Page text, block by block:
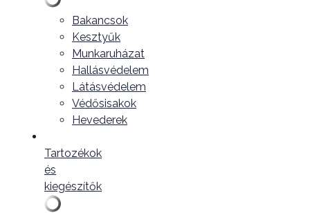
Bakancsok
Kesztyűk
Munkaruházat
Hallásvédelem
Látásvédelem
Védősisakok
Hevederek
Tartozékok
és
kiegészítők